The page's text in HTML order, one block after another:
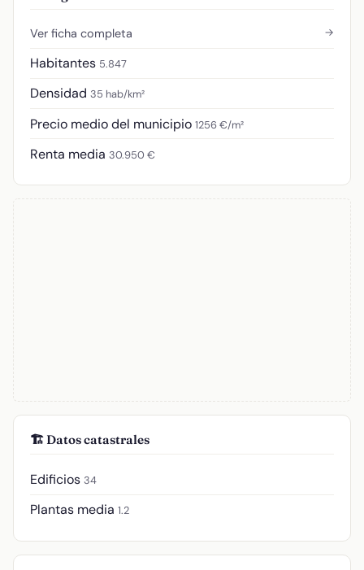
Ver ficha completa →
Habitantes 5.847
Densidad 35 hab/km²
Precio medio del municipio 1256 €/m²
Renta media 30.950 €
🏗️ Datos catastrales
Edificios 34
Plantas media 1.2